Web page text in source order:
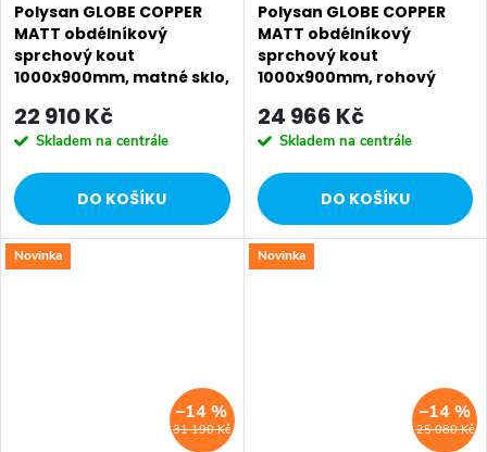
Polysan GLOBE COPPER
MATT obdélníkový
sprchový kout
1000x900mm, matné sklo,
22 910 Kč
Skladem na centrále
DO KOŠÍKU
Polysan GLOBE COPPER
MATT obdélníkový
sprchový kout
1000x900mm, rohový
24 966 Kč
Skladem na centrále
DO KOŠÍKU
Novinka
31 190 Kč
–14 %
Novinka
25 080 Kč
–14 %